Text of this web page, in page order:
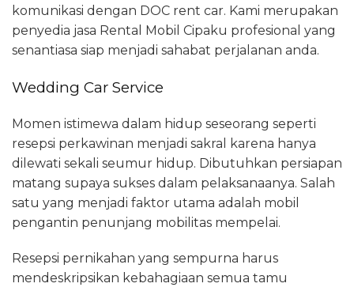
komunikasi dengan DOC rent car. Kami merupakan
penyedia jasa Rental Mobil Cipaku profesional yang
senantiasa siap menjadi sahabat perjalanan anda.
Wedding Car Service
Momen istimewa dalam hidup seseorang seperti
resepsi perkawinan menjadi sakral karena hanya
dilewati sekali seumur hidup. Dibutuhkan persiapan
matang supaya sukses dalam pelaksanaanya. Salah
satu yang menjadi faktor utama adalah mobil
pengantin penunjang mobilitas mempelai.
Resepsi pernikahan yang sempurna harus
mendeskripsikan kebahagiaan semua tamu